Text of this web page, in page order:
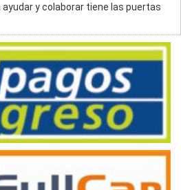
y colaborar tiene las puertas